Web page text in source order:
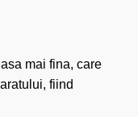
mai fina, care
fiind